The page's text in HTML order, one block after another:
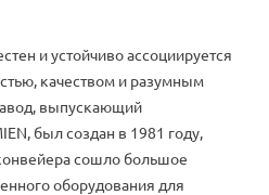
и устойчиво ассоциируется
, качеством и разумным
, выпускающий
, был создан в 1981 году,
сошло большое
оборудования для